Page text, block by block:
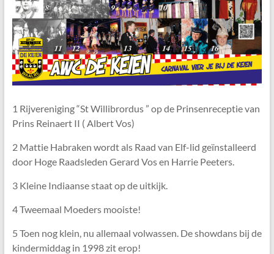
1 Rijvereniging “St Willibrordus ” op de Prinsenreceptie van
Prins Reinaert II ( Albert Vos)
2 Mattie Habraken wordt als Raad van Elf-lid geïnstalleerd
door Hoge Raadsleden Gerard Vos en Harrie Peeters.
3 Kleine Indiaanse staat op de uitkijk.
4 Tweemaal Moeders mooiste!
5 Toen nog klein, nu allemaal volwassen. De showdans bij de
kindermiddag in 1998 zit erop!